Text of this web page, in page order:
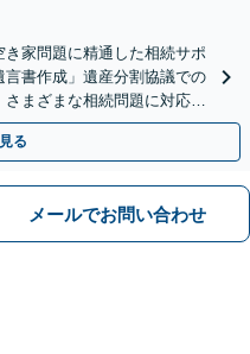
き家問題に精通した相続サポ
書作成」遺産分割協議での
まざまな相続問題に対応し
で安心の相談」
る
メールでお問い合わせ